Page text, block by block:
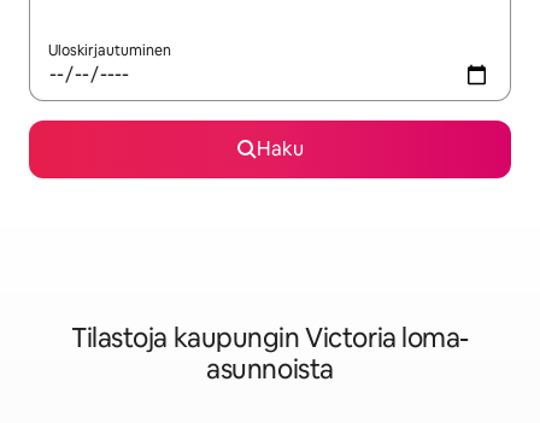
Uloskirjautuminen
Haku
Tilastoja kaupungin Victoria loma-
asunnoista